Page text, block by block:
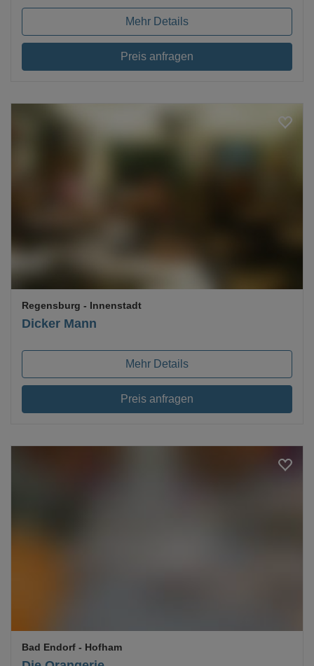
Mehr Details
Preis anfragen
Dicker Mann
Regensburg - Innenstadt
Mehr Details
Preis anfragen
Bad Endorf - Hofham